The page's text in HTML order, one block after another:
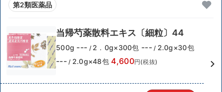
第2類医薬品
当帰芍薬散料エキス〔細粒〕44
500g --- / 2．0g×300包 --- / 2.0g×30包
--- / 2.0g×48包 4,600円(税抜)